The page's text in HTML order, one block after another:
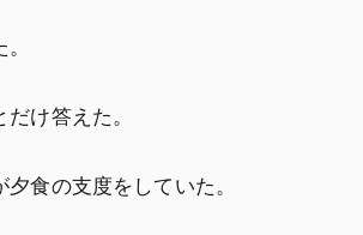
け答えた。
食の支度をしていた。